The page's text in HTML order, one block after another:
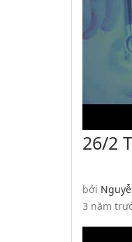
26/2
19
bởi
3 năm